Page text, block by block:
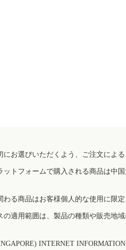
お選びいただくよう、ご注文によ
トフォームで購入される商品は中
る商品はお客様個人的な使用に限定
適用範囲は、製品の種類や販売地
INTERNET